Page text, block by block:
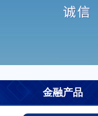
金融产品